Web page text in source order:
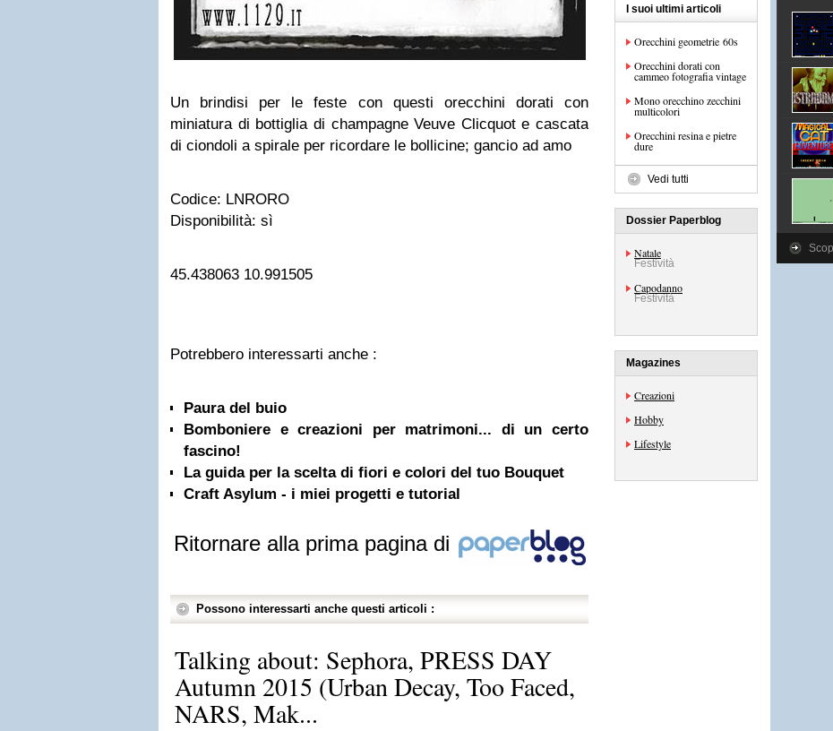
Un brindisi per le feste con questi orecchini dorati con
miniatura di bottiglia di champagne Veuve Clicquot e cascata
di ciondoli a spirale per ricordare le bollicine; gancio ad amo
Codice: LNRORO
Disponibilità: sì
45.438063 10.991505
Potrebbero interessarti anche :
Paura del buio
Bomboniere e creazioni per matrimoni... di un certo
fascino!
La guida per la scelta di fiori e colori del tuo Bouquet
Craft Asylum - i miei progetti e tutorial
Ritornare alla prima pagina di
Possono interessarti anche questi articoli :
Talking about: Sephora, PRESS DAY
Autumn 2015 (Urban Decay, Too Faced,
NARS, Mak...
I suoi ultimi articoli
Orecchini geometrie 60s
Orecchini dorati con
cammeo fotografia vintage
Mono orecchino zecchini
multicolori
Orecchini resina e pietre
dure
Vedi tutti
Dossier Paperblog
Natale
Festività
Capodanno
Festività
Magazines
Creazioni
Hobby
Lifestyle